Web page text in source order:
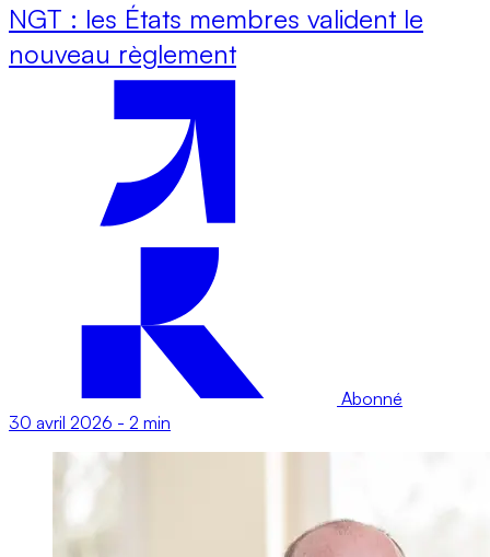
NGT : les États membres valident le
nouveau règlement
Abonné
30 avril 2026 - 2 min